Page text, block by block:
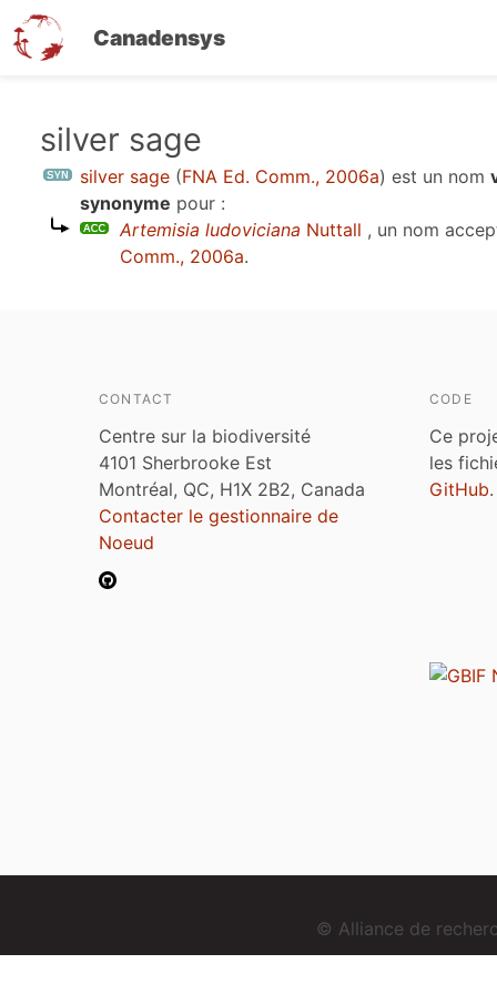
Canadensys
contenu
silver sage
silver sage (FNA Ed. Comm., 2006a) est un nom
synonyme pour :
Artemisia ludoviciana Nuttall , un nom
Comm., 2006a.
CONTACT
Centre sur la biodiversité
4101 Sherbrooke Est
Montréal, QC, H1X 2B2, Canada
Contacter le gestionnaire de
Noeud
CODE
Ce
les
GitHub.
© Alliance de